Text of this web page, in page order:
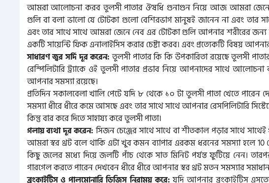
আমরা আলোচনা করব তুলসী পাতার ঔষধি গুনাগুন নিয়ে আজ আমরা জেনে
গুলি বা বলা ভালো যে টোটকা গুলো বেশিরভাগ মানুষই জানেন না এবং
এবং তার সাথে সাথে আমরা জেনে নেব এর টোটকা গুলি আপনার শরীরের
একটি সায়েন্টি ফিক এনালাইসিস করার চেষ্টা করব। এবং প্রত্যেকটি বিষয়
সাধারণ জ্বর সর্দি দূর করেন:তুলসী পাতার কি কি উপকারিতা রয়েছে তুলসী
রেস্পিলিটারি ট্র্যাকে ওই তুলসী পাতার প্রভাব নিয়ে আপনাদের সাথে
আপনার সমস্যা রয়েছে।
প্রতিদিন সকালবেলা খালি পেটে যদি ৮ থেকে ১০ টা তুলসী পাতা খেতে
সমস্যা ধীরে ধীরে কমে আসছে এবং তার সাথে সাথে আপনার রেসপিলিটারি
কিন্তু বার করে দিতে সাহায্য করে তুলসী পাতা।
গলায় ব্যথা দূর করেন:সিজন চেঞ্জের সাথে সাথে বা শীতকাল পড়ার সাথে
আমরা স্বর থ্রট বলে থাকি এটা খুব কমন ব্যাপার এরকম ধরনের সমস্যা হলে 10
কিছু জলের মধ্যে দিয়ে জলটি পাঁচ থেকে সাত মিনিট পর্যন্ত ফুটিয়ে নেন।
গারগেল করতে পারেন দেখবেন ধীরে ধীরে আপনার স্বর থ্রট মতন সমস্যার সমাধান
ব্রংকাইটিস ও পালমোনারি ডিজিস নিরাময় করে:যদি আপনার ব্রংকাইটিস